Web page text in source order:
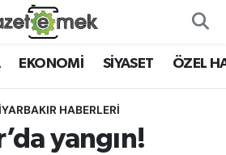
EKONOMİ SİYASET ÖZEL
HABERLERİ
yangın!
Vakitleri